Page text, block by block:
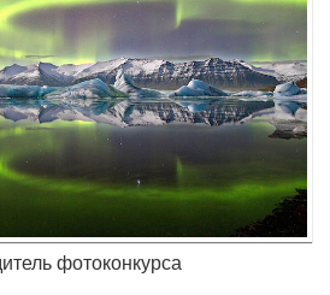
фотоконкурса